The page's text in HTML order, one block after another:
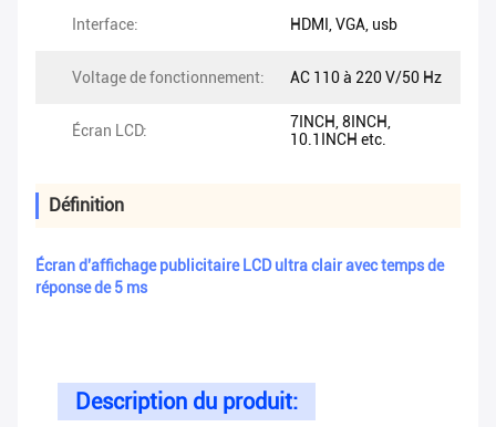
Interface: HDMI, VGA, usb
Voltage de fonctionnement: AC 110 à 220 V/50 Hz
Écran LCD:
7INCH, 8INCH,
10.1INCH etc.
Définition
Écran d'affichage publicitaire LCD ultra clair avec temps de
réponse de 5 ms
Description du produit: